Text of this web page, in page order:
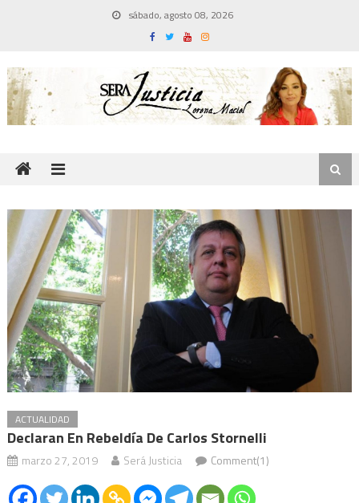
sábado, agosto 08, 2026
ACTUALIDAD
Declaran En Rebeldía De Carlos Stornelli
marzo 27, 2019 Será Justicia Comment(1)